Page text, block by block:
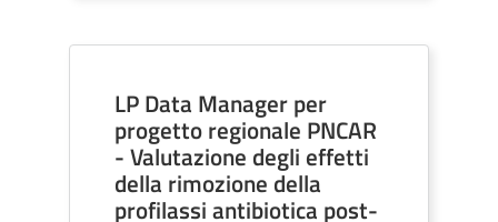
LP Data Manager per
progetto regionale PNCAR
- Valutazione degli effetti
della rimozione della
profilassi antibiotica post-